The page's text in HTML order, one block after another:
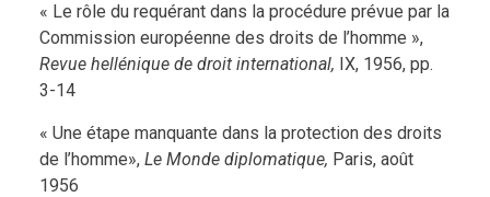
« Le rôle du requérant dans la procédure prévue par la
Commission européenne des droits de l’homme »,
Revue hellénique de droit international, IX, 1956, pp.
3-14
« Une étape manquante dans la protection des droits
de l’homme», Le Monde diplomatique, Paris, août
1956